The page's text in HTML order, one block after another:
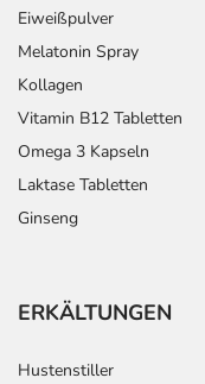
Eiweißpulver
Melatonin Spray
Kollagen
Vitamin B12 Tabletten
Omega 3 Kapseln
Laktase Tabletten
Ginseng
ERKÄLTUNGEN
Hustenstiller